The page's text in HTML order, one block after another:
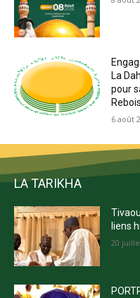
La
pour
6 août
LA TARIKHA
liens
20